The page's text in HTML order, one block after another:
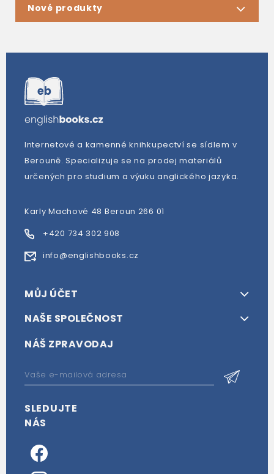
Nové produkty
Internetové a kamenné knihkupectví se sídlem v
Berouně. Specializuje se na prodej materiálů
určených pro studium a výuku anglického jazyka.
Karly Machové 48 Beroun 266 01
+420 734 302 908
info@englishbooks.cz
MŮJ ÚČET
NAŠE SPOLEČNOST
NÁŠ ZPRAVODAJ
SLEDUJTE
NÁS